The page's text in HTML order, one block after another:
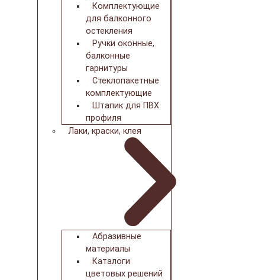
Комплектующие
для балконного
остекления
Ручки оконные,
балконные
гарнитуры
Стеклопакетные
комплектующие
Штапик для ПВХ
профиля
Лаки, краски, клея
Абразивные
материалы
Каталоги
цветовых решений